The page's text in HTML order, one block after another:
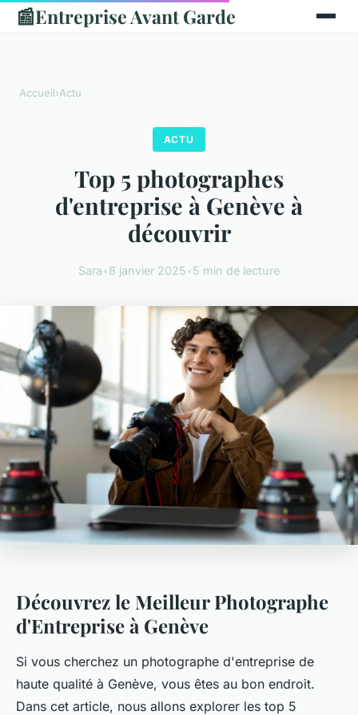
📰Entreprise Avant Garde
Accueil›Actu
ACTU
Top 5 photographes
d'entreprise à Genève à
découvrir
Sara•8 janvier 2025•5 min de lecture
Découvrez le Meilleur Photographe
d'Entreprise à Genève
Si vous cherchez un photographe d'entreprise de
haute qualité à Genève, vous êtes au bon endroit.
Dans cet article, nous allons explorer les top 5